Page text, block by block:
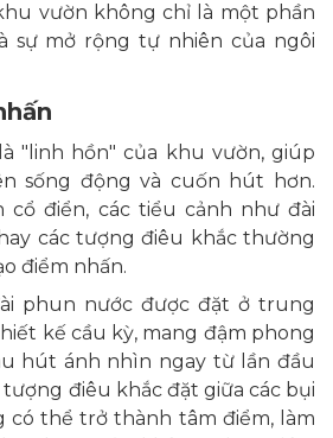
vườn không chỉ là một phần
sự mở rộng tự nhiên của ngôi
"linh hồn" của khu vườn, giúp
sống động và cuốn hút hơn.
cổ điển, các tiểu cảnh như đài
các tượng điêu khắc thường
điểm nhấn.
phun nước được đặt ở trung
kế cầu kỳ, mang đậm phong
hút ánh nhìn ngay từ lần đầu
điêu khắc đặt giữa các bụi
có thể trở thành tâm điểm, làm